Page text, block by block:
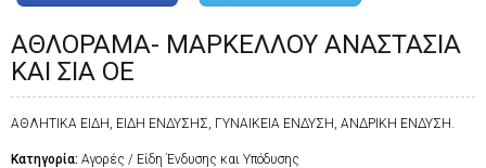
ΑΘΛΟΡΑΜΑ- ΜΑΡΚΕΛΛΟΥ ΑΝΑΣΤΑΣΙΑ
ΚΑΙ ΣΙΑ ΟΕ
ΑΘΛΗΤΙΚΑ ΕΙΔΗ, ΕΙΔΗ ΕΝΔΥΣΗΣ, ΓΥΝΑΙΚΕΙΑ ΕΝΔΥΣΗ, ΑΝΔΡΙΚΗ ΕΝΔΥΣΗ.
Κατηγορία: Αγορές / Είδη Ένδυσης και Υπόδυσης